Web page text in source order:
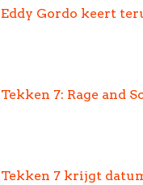
Eddy Gordo keert
Tekken 7: Rage and
Tekken 7 krijgt